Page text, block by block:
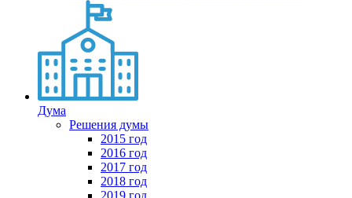
Дума
Решения думы
2015 год
2016 год
2017 год
2018 год
2019 год